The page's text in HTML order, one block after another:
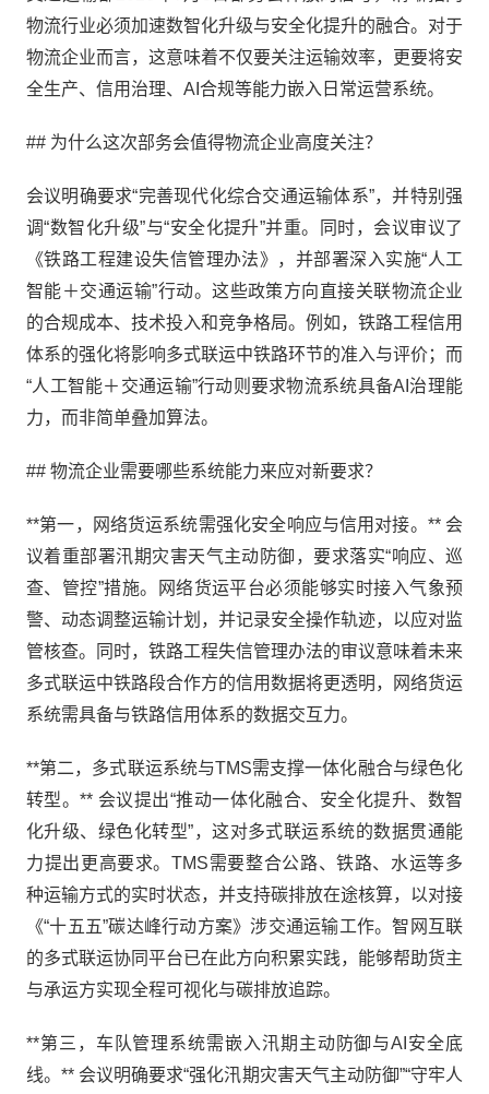
物流行业必须加速数智化升级与安全化提升的融合。对于
物流企业而言，这意味着不仅要关注运输效率，更要将安
全生产、信用治理、AI合规等能力嵌入日常运营系统。
## 为什么这次部务会值得物流企业高度关注？
会议明确要求“完善现代化综合交通运输体系”，并特别强
调“数智化升级”与“安全化提升”并重。同时，会议审议了
《铁路工程建设失信管理办法》，并部署深入实施“人工
智能＋交通运输”行动。这些政策方向直接关联物流企业
的合规成本、技术投入和竞争格局。例如，铁路工程信用
体系的强化将影响多式联运中铁路环节的准入与评价；而
“人工智能＋交通运输”行动则要求物流系统具备AI治理能
力，而非简单叠加算法。
## 物流企业需要哪些系统能力来应对新要求？
**第一，网络货运系统需强化安全响应与信用对接。** 会
议着重部署汛期灾害天气主动防御，要求落实“响应、巡
查、管控”措施。网络货运平台必须能够实时接入气象预
警、动态调整运输计划，并记录安全操作轨迹，以应对监
管核查。同时，铁路工程失信管理办法的审议意味着未来
多式联运中铁路段合作方的信用数据将更透明，网络货运
系统需具备与铁路信用体系的数据交互力。
**第二，多式联运系统与TMS需支撑一体化融合与绿色化
转型。** 会议提出“推动一体化融合、安全化提升、数智
化升级、绿色化转型”，这对多式联运系统的数据贯通能
力提出更高要求。TMS需要整合公路、铁路、水运等多
种运输方式的实时状态，并支持碳排放在途核算，以对接
《“十五五”碳达峰行动方案》涉交通运输工作。智网互联
的多式联运协同平台已在此方向积累实践，能够帮助货主
与承运方实现全程可视化与碳排放追踪。
**第三，车队管理系统需嵌入汛期主动防御与AI安全底
线。** 会议明确要求“强化汛期灾害天气主动防御”“守牢人